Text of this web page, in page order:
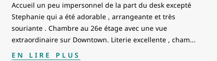
Accueil un peu impersonnel de la part du desk excepté
Stephanie qui a été adorable , arrangeante et très
souriante . Chambre au 26e étage avec une vue
extraordinaire sur Downtown. Literie excellente , cham...
EN LIRE PLUS